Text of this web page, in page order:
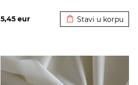
5,45 eur Stavi u korpu